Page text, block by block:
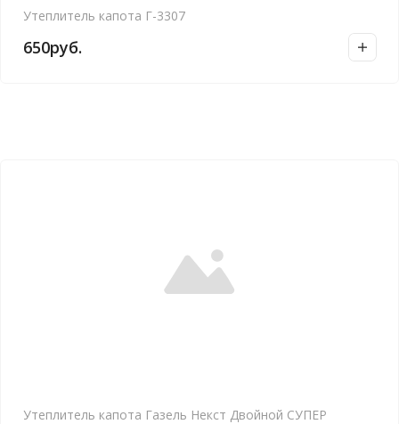
Утеплитель капота Г-3307
650руб.
Утеплитель капота Газель Некст Двойной СУПЕР